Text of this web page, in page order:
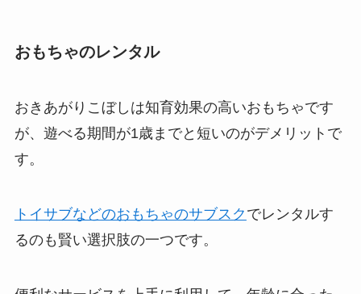
おもちゃのレンタル
おきあがりこぼしは知育効果の高いおもちゃです
が、遊べる期間が1歳までと短いのがデメリットで
す。
トイサブなどのおもちゃのサブスク でレンタルす
るのも賢い選択肢の一つです。